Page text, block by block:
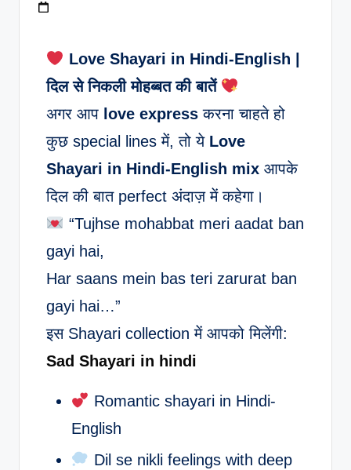
Love Shayari in Hindi-English |
दिल से निकली मोहब्बत की बातें
अगर आप love express करना चाहते हो
कुछ special lines में, तो ये Love
Shayari in Hindi-English mix आपके
दिल की बात perfect अंदाज़ में कहेगा।
“Tujhse mohabbat meri aadat ban
gayi hai,
Har saans mein bas teri zarurat ban
gayi hai…”
इस Shayari collection में आपको मिलेंगी:
Sad Shayari in hindi
Romantic shayari in Hindi-
English
Dil se nikli feelings with deep